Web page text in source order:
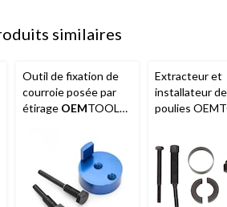
similaires
Outil de fixation de
courroie posée par
étirage OEMTOOLS,
Extracteur et
installateur de
poulies